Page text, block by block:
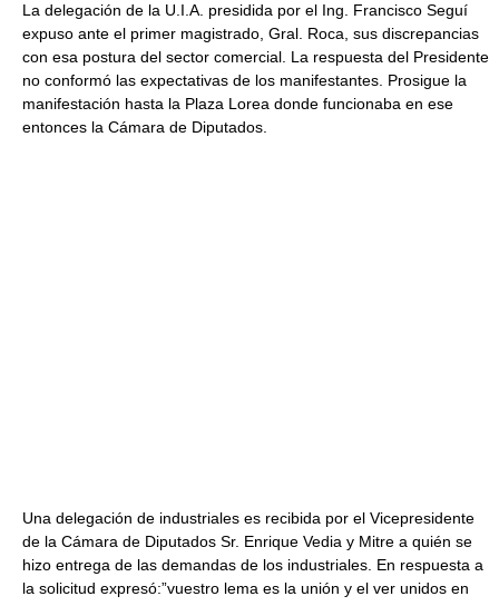
La delegación de la U.I.A. presidida por el Ing. Francisco Seguí
expuso ante el primer magistrado, Gral. Roca, sus discrepancias
con esa postura del sector comercial. La respuesta del Presidente
no conformó las expectativas de los manifestantes. Prosigue la
manifestación hasta la Plaza Lorea donde funcionaba en ese
entonces la Cámara de Diputados.
Una delegación de industriales es recibida por el Vicepresidente
de la Cámara de Diputados Sr. Enrique Vedia y Mitre a quién se
hizo entrega de las demandas de los industriales. En respuesta a
la solicitud expresó:”vuestro lema es la unión y el ver unidos en